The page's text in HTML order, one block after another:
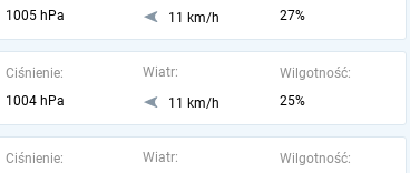
1005 hPa
11 km/h
27%
Ciśnienie:
1004 hPa
Wiatr:
11 km/h
Wilgotność:
25%
Ciśnienie:
Wiatr:
Wilgotność: